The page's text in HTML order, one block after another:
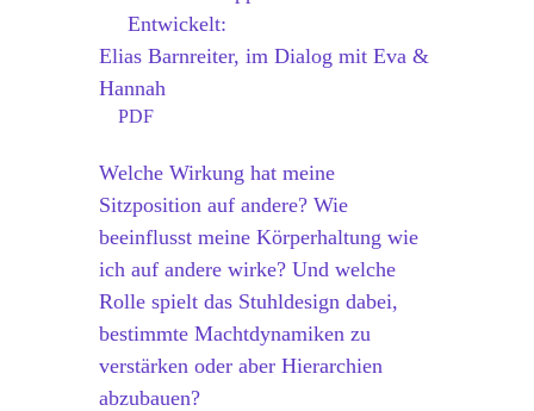
Entwickelt:
Elias Barnreiter, im Dialog mit Eva &
Hannah
PDF
Welche Wirkung hat meine
Sitzposition auf andere? Wie
beeinflusst meine Körperhaltung wie
ich auf andere wirke? Und welche
Rolle spielt das Stuhldesign dabei,
bestimmte Machtdynamiken zu
verstärken oder aber Hierarchien
abzubauen?